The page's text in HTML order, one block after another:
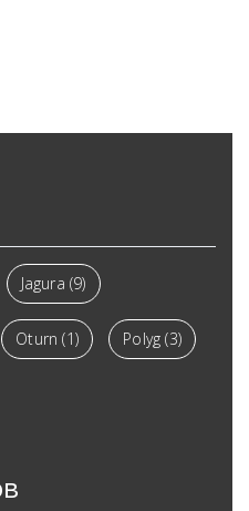
Jagura (9)
Oturn (1) Polyg (3)